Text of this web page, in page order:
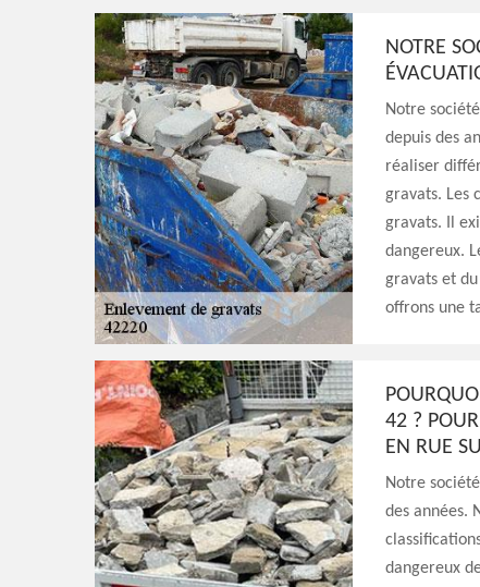
NOTRE
Notre
depuis des
réaliser
gravats. Les
gravats. Il
dangereux.
gravats et
offrons une
42 ?
EN RUE
Notre
des années.
dangereux